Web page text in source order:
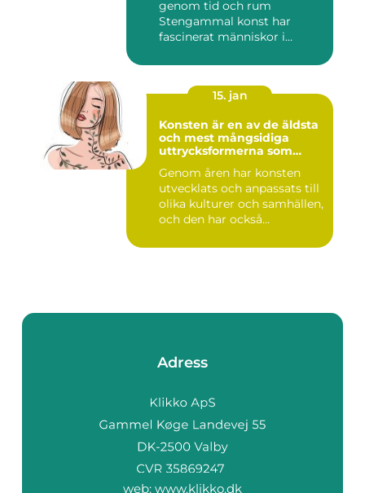
genom tid och rum
Stengammal konst har
fascinerat människor i
15. jan
Konsten är en av de äldsta
och mest mångsidiga
uttrycksformerna som
Genom åren har konsten
utvecklats och anpassats till
olika kulturer och samhällen,
och den har också...
Adress
web: www.klikko.dk